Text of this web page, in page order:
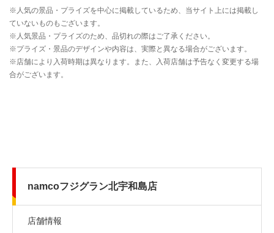
namcoフジグラン北宇和島店
店舗情報